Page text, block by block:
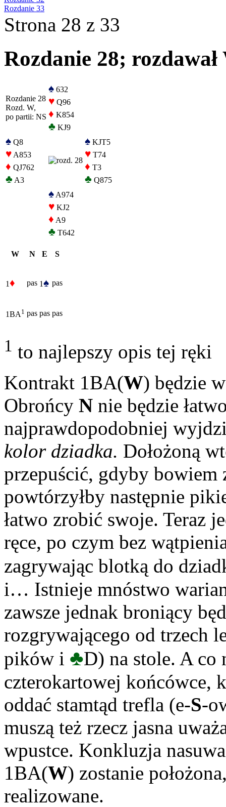
Rozdanie 33
Strona 28 z 33
Rozdanie 28;
Rozdanie 28
Rozd. W,
po partii: NS
♠ 632
♥ Q96
♦ K854
♣ KJ9
♠ Q8
♥ A853
♦ QJ762
♣ A3
♠ KJT5
♥ T74
♦ T3
♣ Q875
♠ A974
♥ KJ2
♦ A9
♣ T642
W N E S
1♦ pas 1♠ pas
1BA 1 pas pas pas
1 to najlepszy opis tej ręki
Kontrakt 1BA(W) będzie
Obrońcy N nie będzie
najprawdopodobniej
kolor dziadka. Dołożoną
przepuścić, gdyby bowiem
powtórzyłby następnie
łatwo zrobić swoje. Teraz
ręce, po czym bez
zagrywając blotką do
i… Istnieje mnóstwo
zawsze jednak broniący
rozgrywającego od trzech
pików i ♣D) na stole. A co
czterokartowej końcówce,
oddać stamtąd trefla (e-S-
muszą też rzecz jasna
wpustce. Konkluzja
1BA(W) zostanie
realizowane.